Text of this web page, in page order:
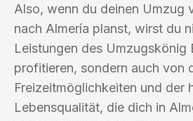
Also, wenn du deinen Umzug
nach Almería planst, wirst du
Leistungen des Umzugskönig
profitieren, sondern auch von
Freizeitmöglichkeiten und der
Lebensqualität, die dich in